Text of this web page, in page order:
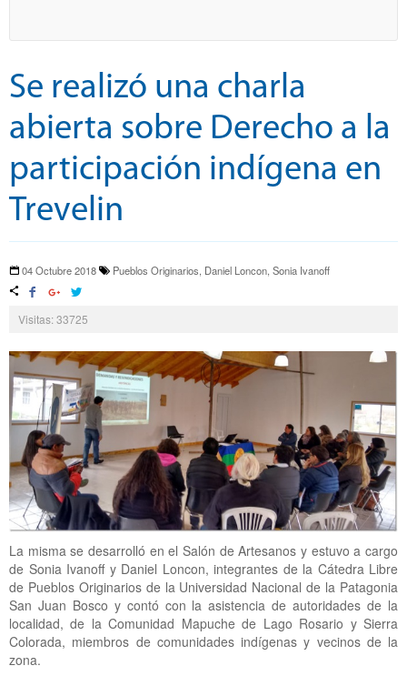
Se realizó una charla
abierta sobre Derecho a la
participación indígena en
Trevelin
04 Octubre 2018 Pueblos Originarios, Daniel Loncon, Sonia Ivanoff
Visitas: 33725
La misma se desarrolló en el Salón de Artesanos y estuvo a cargo
de Sonia Ivanoff y Daniel Loncon, integrantes de la Cátedra Libre
de Pueblos Originarios de la Universidad Nacional de la Patagonia
San Juan Bosco y contó con la asistencia de autoridades de la
localidad, de la Comunidad Mapuche de Lago Rosario y Sierra
Colorada, miembros de comunidades indígenas y vecinos de la
zona.